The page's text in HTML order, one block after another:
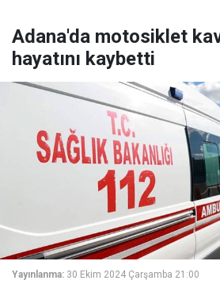
Adana'da motosiklet
hayatını kaybetti
Yayınlanma: 30 Ekim 2024 Çarşamba 21:00